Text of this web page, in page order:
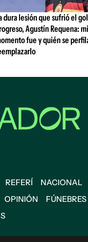
dura lesión que sufrió el
Agustín Requena:
fue y quién se
REFERÍ NACIONAL
OPINIÓN FÚNEBRES